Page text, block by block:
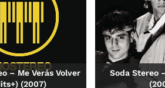
– Me Verás Volver
(2007)
Soda Stereo